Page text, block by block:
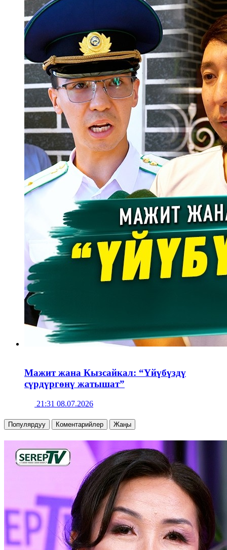
Мажит жана Кызсайкал: “Үйүбүздү
сүрдүргөнү жатышат”
21:31 08.07.2026
Популярдуу Коментарийлер Жаңы